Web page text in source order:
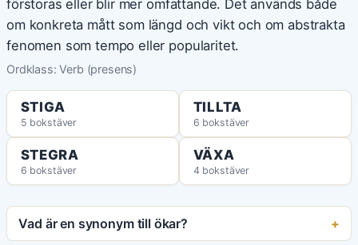
förstoras eller blir mer omfattande. Det används både
om konkreta mått som längd och vikt och om abstrakta
fenomen som tempo eller popularitet.
Ordklass: Verb (presens)
STIGA
5 bokstäver
TILLTA
6 bokstäver
STEGRA
6 bokstäver
VÄXA
4 bokstäver
Vad är en synonym till ökar?